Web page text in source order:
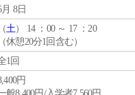
月 8日
（土） 14 ：00 ～ 17 ：20
（休憩20分1回含む）
1回
円